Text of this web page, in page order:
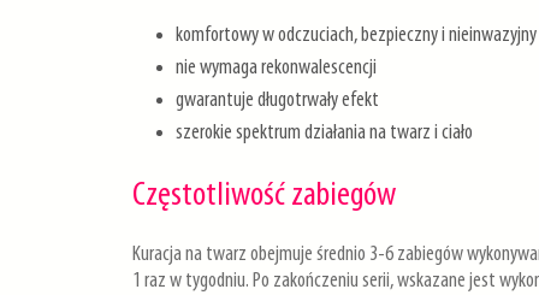
komfortowy w odczuciach, bezpieczny i nieinwazyjny
nie wymaga rekonwalescencji
gwarantuje długotrwały efekt
szerokie spektrum działania na twarz i ciało
Częstotliwość zabiegów
Kuracja na twarz obejmuje średnio 3-6 zabiegów
1 raz w tygodniu. Po zakończeniu serii, wskazane jest